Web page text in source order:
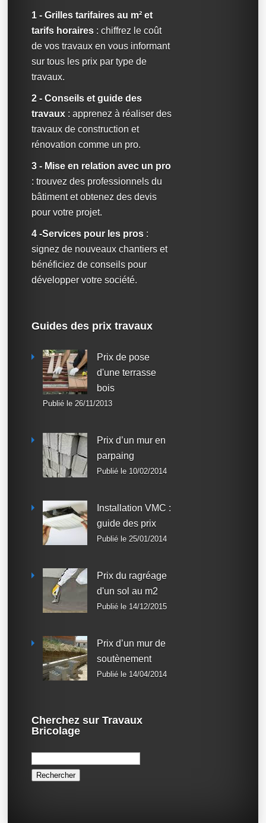
1 - Grilles tarifaires au m² et
tarifs horaires : chiffrez le coût
de vos travaux en vous informant
sur tous les prix par type de
travaux.
2 - Conseils et guide des
travaux : apprenez à réaliser des
travaux de construction et
rénovation comme un pro.
3 - Mise en relation avec un pro
: trouvez des professionnels du
bâtiment et obtenez des devis
pour votre projet.
4 -Services pour les pros :
signez de nouveaux chantiers et
bénéficiez de conseils pour
développer votre société.
Guides des prix travaux
Prix de pose
d'une terrasse
bois
Publié le 26/11/2013
Prix d’un mur en
parpaing
Publié le 10/02/2014
Installation VMC :
guide des prix
Publié le 25/01/2014
Prix du ragréage
d'un sol au m2
Publié le 14/12/2015
Prix d’un mur de
soutènement
Publié le 14/04/2014
Cherchez sur Travaux
Bricolage
Rechercher :